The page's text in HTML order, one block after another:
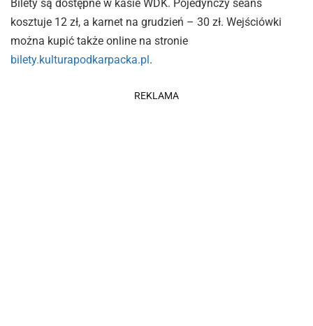
Bilety są dostępne w kasie WDK. Pojedynczy seans
kosztuje 12 zł, a karnet na grudzień – 30 zł. Wejściówki
można kupić także online na stronie
bilety.kulturapodkarpacka.pl.
REKLAMA